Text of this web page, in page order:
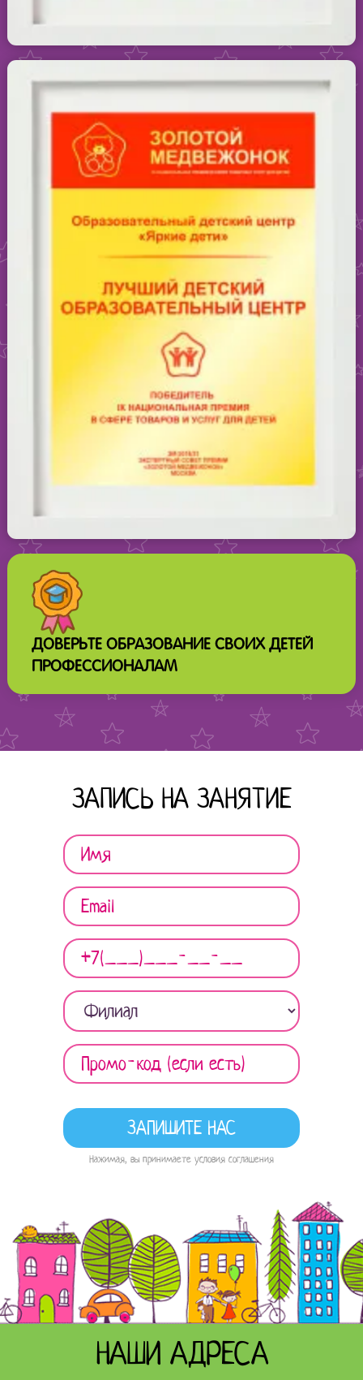
ДОВЕРЬТЕ ОБРАЗОВАНИЕ СВОИХ ДЕТЕЙ
ПРОФЕССИОНАЛАМ
ЗАПИСЬ НА ЗАНЯТИЕ
Нажимая, вы принимаете условия соглашения
НАШИ АДРЕСА